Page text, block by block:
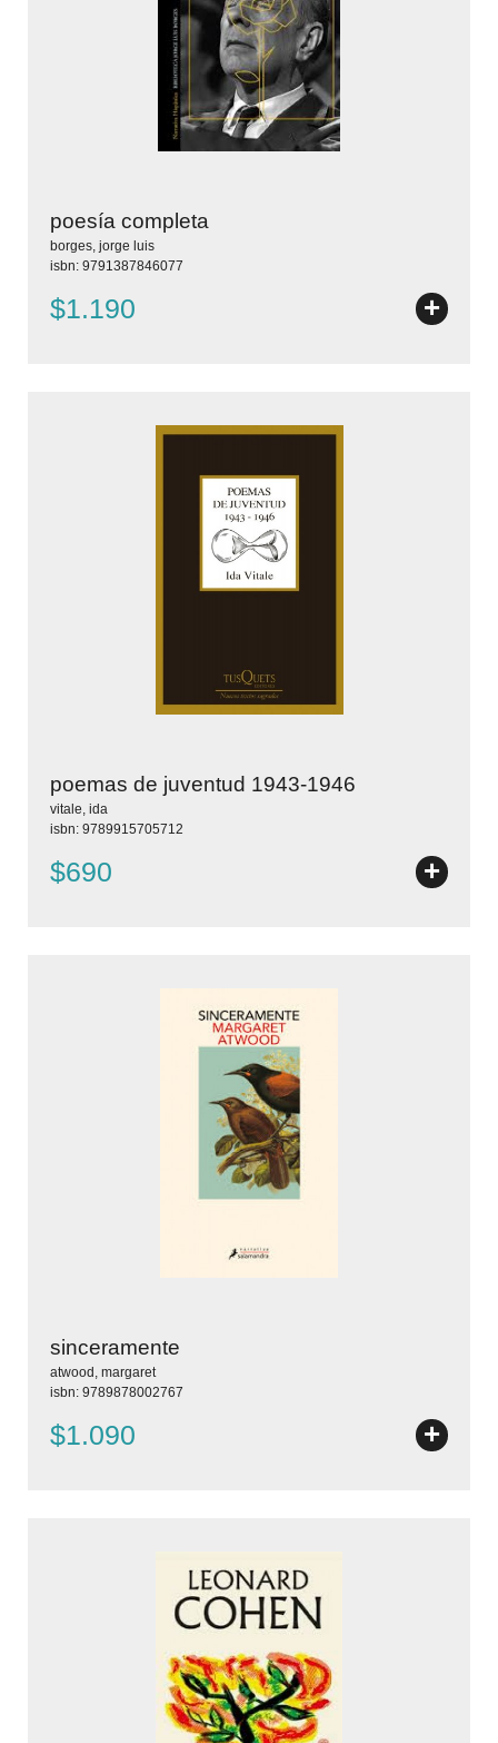
poesía completa
borges, jorge luis
isbn: 9791387846077
$1.190 +
poemas de juventud 1943-1946
vitale, ida
isbn: 9789915705712
$690 +
sinceramente
atwood, margaret
isbn: 9789878002767
$1.090 +